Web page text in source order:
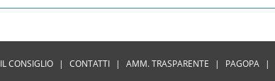
IL CONSIGLIO | CONTATTI | AMM. TRASPARENTE | PAGOPA |